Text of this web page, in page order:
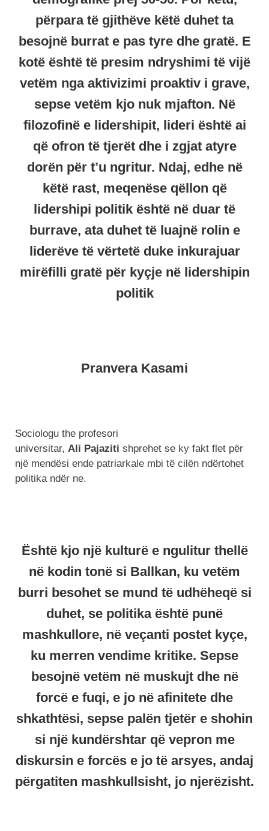
përpara të gjithëve këtë duhet ta
besojnë burrat e pas tyre dhe gratë. E
kotë është të presim ndryshimi të vijë
vetëm nga aktivizimi proaktiv i grave,
sepse vetëm kjo nuk mjafton. Në
filozofinë e lidershipit, lideri është ai
që ofron të tjerët dhe i zgjat atyre
dorën për t’u ngritur. Ndaj, edhe në
këtë rast, meqenëse qëllon që
lidershipi politik është në duar të
burrave, ata duhet të luajnë rolin e
liderëve të vërtetë duke inkurajuar
mirëfilli gratë për kyçje në lidershipin
politik
Pranvera Kasami
Sociologu the profesori
universitar, Ali Pajaziti shprehet se ky fakt flet për
një mendësi ende patriarkale mbi të cilën ndërtohet
politika ndër ne.
Është kjo një kulturë e ngulitur thellë
në kodin tonë si Ballkan, ku vetëm
burri besohet se mund të udhëheqë si
duhet, se politika është punë
mashkullore, në veçanti postet kyçe,
ku merren vendime kritike. Sepse
besojnë vetëm në muskujt dhe në
forcë e fuqi, e jo në afinitete dhe
shkathtësi, sepse palën tjetër e shohin
si një kundërshtar që vepron me
diskursin e forcës e jo të arsyes, andaj
përgatiten mashkullsisht, jo njerëzisht.